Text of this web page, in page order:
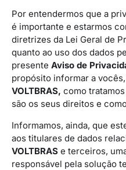
Por entendermos que a
é importante e estarmos
diretrizes da Lei Geral de
quanto ao uso dos dados
presente Aviso de
propósito informar a
VOLTBRAS, como
são os seus direitos e
Informamos, ainda, que
aos titulares de dados
VOLTBRAS e terceiros,
responsável pela solução